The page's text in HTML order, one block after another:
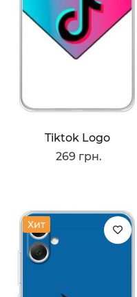
Tiktok Logo
269 грн.
Хит